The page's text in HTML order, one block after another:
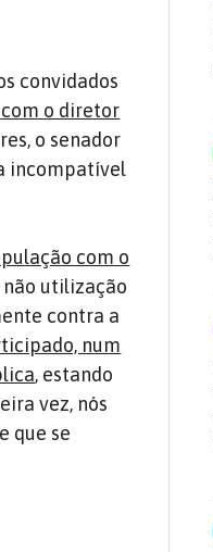
convidados
o diretor
o senador
incompatível
com o
não utilização
contra a
num
, estando
vez, nós
que se